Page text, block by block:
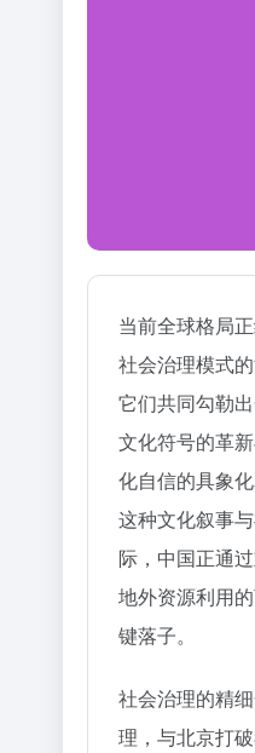
当前全球格局
社会治理模式
它们共同勾勒
文化符号的革
化自信的具象
这种文化叙事
际，中国正通
地外资源利用
键落子。
社会治理的精
理，与北京打